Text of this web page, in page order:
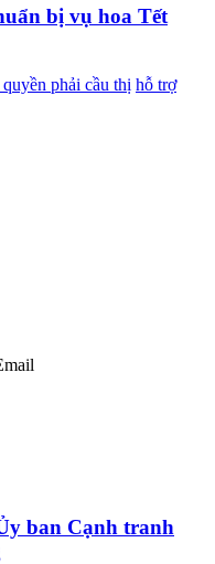
bị vụ hoa Tết
phải cầu thị hỗ trợ
ban Cạnh tranh